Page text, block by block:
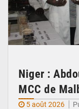
Niger :
MCC de
5 août 2026